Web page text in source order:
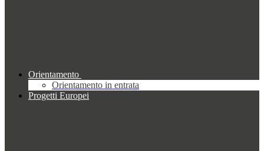
Orientamento
Orientamento in entrata
Progetti Europei